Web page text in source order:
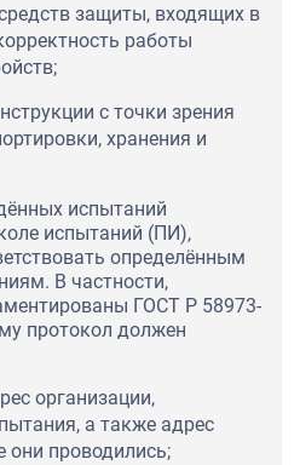
защиты, входящих в
работы
с точки зрения
хранения и
испытаний
испытаний (ПИ),
определённым
В частности,
ГОСТ Р 58973-
протокол должен
организации,
а также адрес
они проводились;